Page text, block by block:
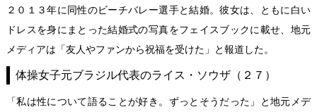
２０１３年に同性のビーチバレー選手と結婚。彼女は、ともに白い
ドレスを身にまとった結婚式の写真をフェイスブックに載せ、地元
メディアは「友人やファンから祝福を受けた」と報道した。
体操女子元ブラジル代表のライス・ソウザ（２７）
「私は性について語ることが好き。ずっとそうだった」と地元メデ